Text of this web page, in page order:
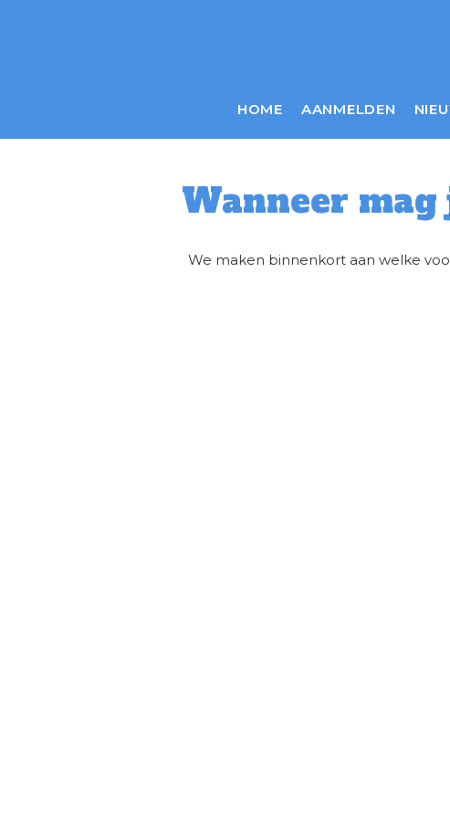
HOME AANMELDEN
Wanneer mag
We maken binnenkort aan welke